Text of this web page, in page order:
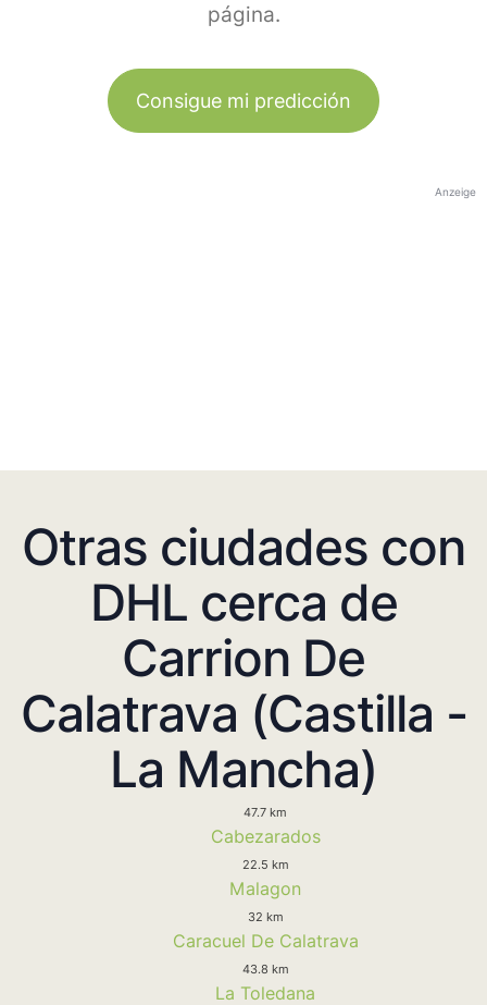
página.
Consigue mi predicción
Anzeige
Otras ciudades con
DHL cerca de
Carrion De
Calatrava (Castilla -
La Mancha)
47.7 km
Cabezarados
22.5 km
Malagon
32 km
Caracuel De Calatrava
43.8 km
La Toledana